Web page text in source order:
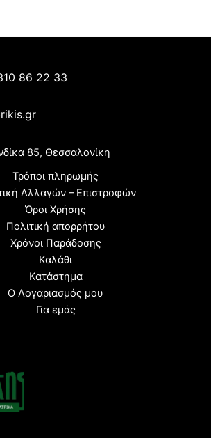
86 22 33
85, Θεσσαλονίκη
Τρόποι πληρωμής
Αλλαγών – Επιστροφών
Όροι Χρήσης
Πολιτική απορρήτου
Χρόνοι Παράδοσης
Καλάθι
Κατάστημα
Ο Λογαριασμός μου
Για εμάς